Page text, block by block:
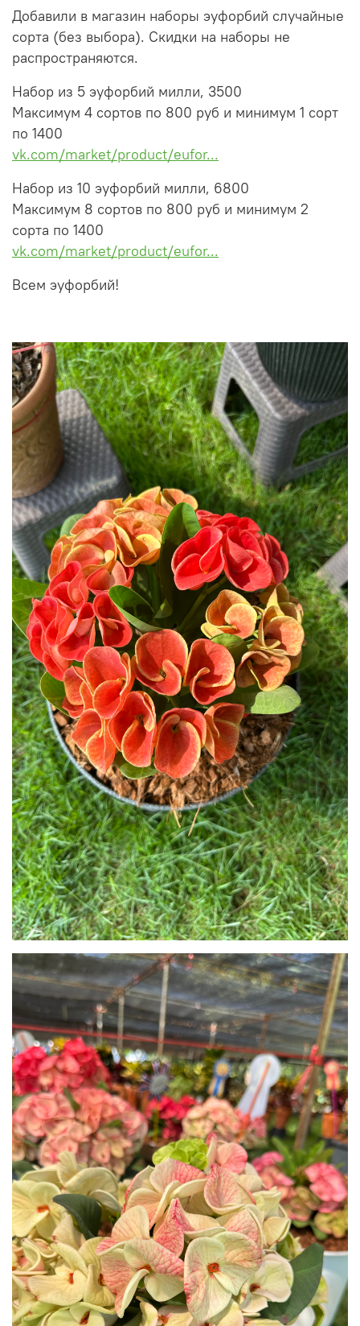
Добавили в магазин наборы эуфорбий случайные
сорта (без выбора). Скидки на наборы не
распространяются.
Набор из 5 эуфорбий милли, 3500
Максимум 4 сортов по 800 руб и минимум 1 сорт
по 1400
vk.com/market/product/eufor...
Набор из 10 эуфорбий милли, 6800
Максимум 8 сортов по 800 руб и минимум 2
сорта по 1400
vk.com/market/product/eufor...
Всем эуфорбий!